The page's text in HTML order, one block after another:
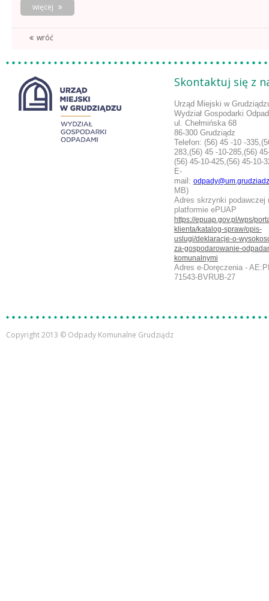
więcej o
obowiązek
selektywnego
i
wróć
Skontaktuj się z
Urząd Miejski w
Wydział Gospodarki
ul. Chełmińska 68
86-300 Grudziądz
Telefon: (56) 45 -10 -
283,(56) 45 -10-285,(56)
(56) 45-10-425,(56) 45-10-
E-
mail:
MB)
Adres skrzynki podawczej
platformie ePUAP
https://epuap.gov.pl/wps/
klienta/katalog-spraw/opis-
uslugi/deklaracje-o-
za-gospodarowanie-
komunalnymi
Adres e-Doręczenia -
71543-BVRUB-27
Copyright 2013 © Odpady Komunalne Grudziądz